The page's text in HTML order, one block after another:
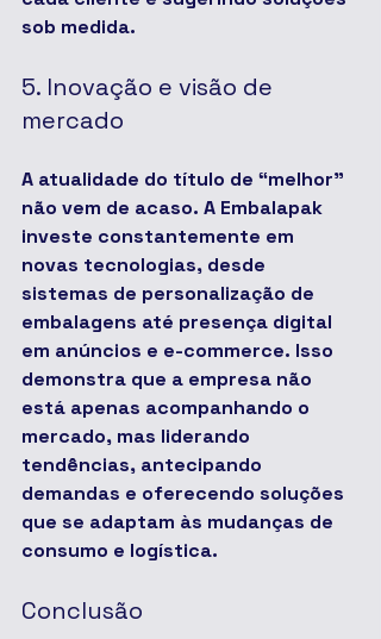
sob medida.
5. Inovação e visão de
mercado
A atualidade do título de “melhor”
não vem de acaso. A Embalapak
investe constantemente em
novas tecnologias, desde
sistemas de personalização de
embalagens até presença digital
em anúncios e e-commerce. Isso
demonstra que a empresa não
está apenas acompanhando o
mercado, mas liderando
tendências, antecipando
demandas e oferecendo soluções
que se adaptam às mudanças de
consumo e logística.
Conclusão